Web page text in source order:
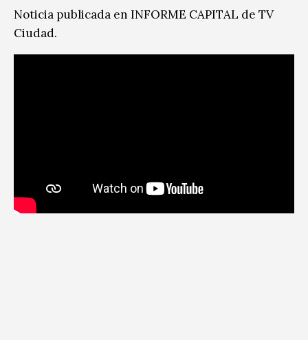
Noticia publicada en INFORME CAPITAL de TV
Ciudad.